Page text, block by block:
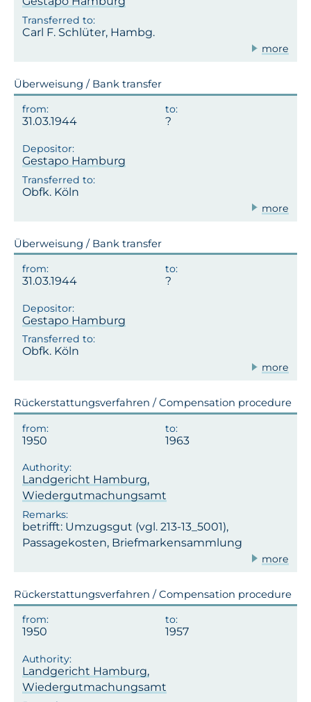
Carl F. Schlüter, Hambg.
more
Überweisung / Bank transfer
31.03.1944
Gestapo Hamburg
Obfk. Köln
more
Überweisung / Bank transfer
31.03.1944
Gestapo Hamburg
Obfk. Köln
more
Rückerstattungsverfahren / Compensation procedure
1950 1963
Landgericht Hamburg,
Wiedergutmachungsamt
betrifft: Umzugsgut (vgl. 213-13_5001),
Passagekosten, Briefmarkensammlung
more
Rückerstattungsverfahren / Compensation procedure
1950 1957
Landgericht Hamburg,
Wiedergutmachungsamt